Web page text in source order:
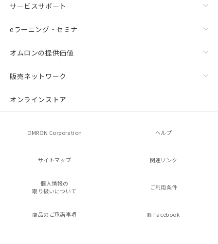
サービスサポート
eラーニング・セミナ
オムロンの提供価値
販売ネットワーク
オンラインストア
OMRON Corporation ヘルプ
サイトマップ 関連リンク
個人情報の
取り扱いについて
ご利用条件
商品のご承諾事項 Facebook